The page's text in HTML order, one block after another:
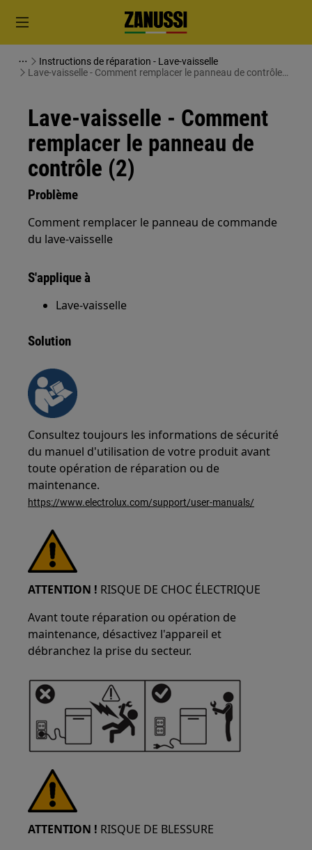
Instructions de réparation - Lave-vaisselle
Lave-vaisselle - Comment remplacer le panneau de contrôle
Lave-vaisselle - Comment
remplacer le panneau de
contrôle (2)
Problème
Comment remplacer le panneau de commande
du lave-vaisselle
S'applique à
Lave-vaisselle
Solution
Consultez toujours les informations de sécurité
du manuel d'utilisation de votre produit avant
toute opération de réparation ou de
maintenance.
https://www.electrolux.com/support/user-manuals/
ATTENTION ! RISQUE DE CHOC ÉLECTRIQUE
Avant toute réparation ou opération de
maintenance, désactivez l'appareil et
débranchez la prise du secteur.
ATTENTION ! RISQUE DE BLESSURE